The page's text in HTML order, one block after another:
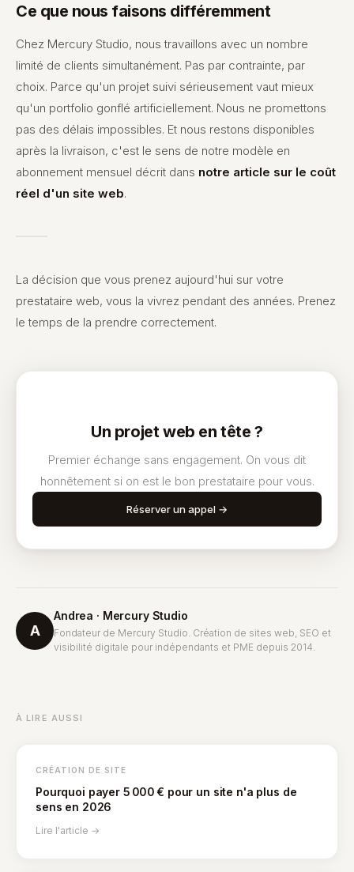
Ce que nous faisons différemment
Chez Mercury Studio, nous travaillons avec un nombre
limité de clients simultanément. Pas par contrainte, par
choix. Parce qu'un projet suivi sérieusement vaut mieux
qu'un portfolio gonflé artificiellement. Nous ne promettons
pas des délais impossibles. Et nous restons disponibles
après la livraison, c'est le sens de notre modèle en
abonnement mensuel décrit dans notre article sur le coût
réel d'un site web.
La décision que vous prenez aujourd'hui sur votre
prestataire web, vous la vivrez pendant des années. Prenez
le temps de la prendre correctement.
Un projet web en tête ?
Premier échange sans engagement. On vous dit
honnêtement si on est le bon prestataire pour vous.
Réserver un appel →
A
Andrea · Mercury Studio
Fondateur de Mercury Studio. Création de sites web, SEO et
visibilité digitale pour indépendants et PME depuis 2014.
À LIRE AUSSI
CRÉATION DE SITE
Pourquoi payer 5 000 € pour un site n'a plus de
sens en 2026
Lire l'article →